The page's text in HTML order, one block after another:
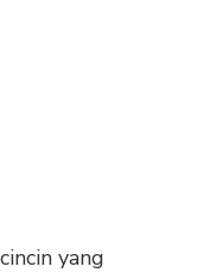
yang